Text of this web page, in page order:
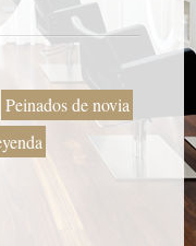
Peinados de novia